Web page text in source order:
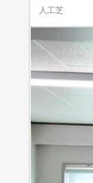
人工芝